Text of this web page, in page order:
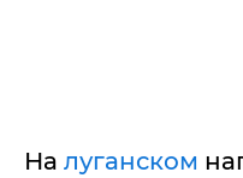
На луганском